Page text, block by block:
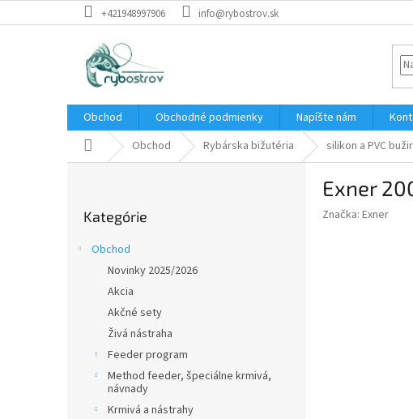
na
+421948997906 info@rybostrov.sk
Obchod Obchodné podmienky Napíšte nám
Domov Obchod Rybárska bižutéria silikon a PVC
kategórie
Kategórie
Obchod
Novinky 2025/2026
Akcia
Akčné sety
Živá nástraha
Feeder program
Method feeder, špeciálne krmivá,
návnady
Krmivá a nástrahy
Exner
Značka: Exner